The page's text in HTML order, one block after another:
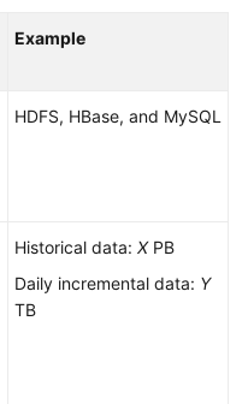
Example
HDFS, HBase, and MySQL
Historical data: XPB
Daily incremental data: Y
TB